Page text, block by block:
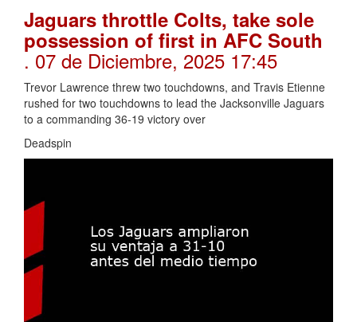
Jaguars throttle Colts, take sole
possession of first in AFC South
. 07 de Diciembre, 2025 17:45
Trevor Lawrence threw two touchdowns, and Travis Etienne
rushed for two touchdowns to lead the Jacksonville Jaguars
to a commanding 36-19 victory over
Deadspin